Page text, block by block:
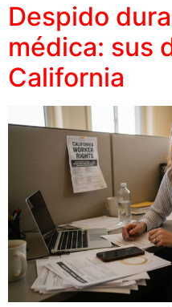
Despido
médica: sus
California